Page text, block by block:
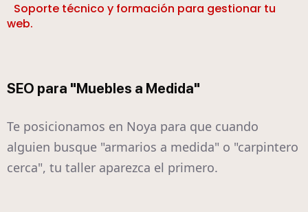
Soporte técnico y formación para gestionar tu
web.
SEO para "Muebles a Medida"
Te posicionamos en Noya para que cuando
alguien busque "armarios a medida" o "carpintero
cerca", tu taller aparezca el primero.